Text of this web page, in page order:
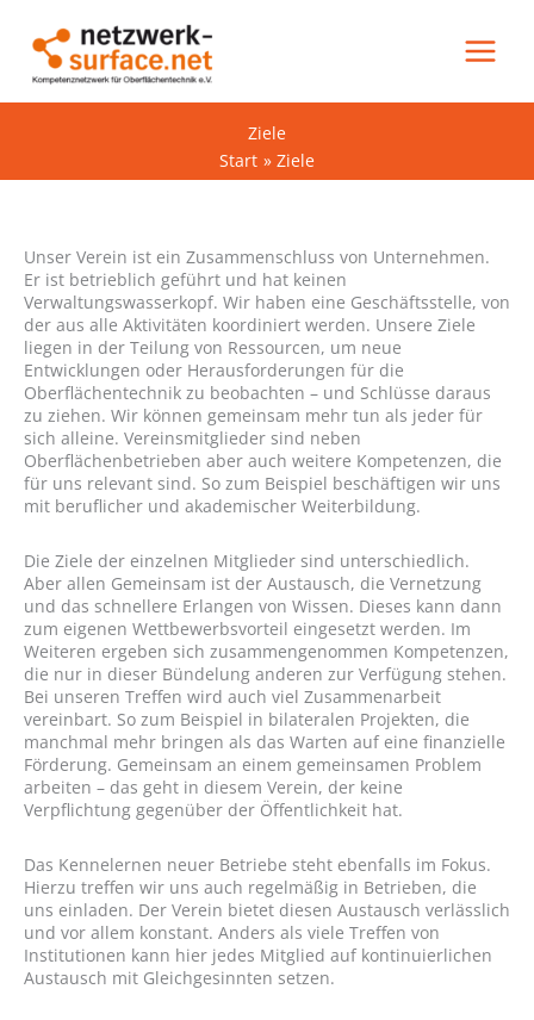
Inhalt
springen
Ziele
Start
Ziele
Unser Verein ist ein Zusammenschluss von Unternehmen.
Er ist betrieblich geführt und hat keinen
Verwaltungswasserkopf. Wir haben eine Geschäftsstelle, von
der aus alle Aktivitäten koordiniert werden. Unsere Ziele
liegen in der Teilung von Ressourcen, um neue
Entwicklungen oder Herausforderungen für die
Oberflächentechnik zu beobachten – und Schlüsse daraus
zu ziehen. Wir können gemeinsam mehr tun als jeder für
sich alleine. Vereinsmitglieder sind neben
Oberflächenbetrieben aber auch weitere Kompetenzen, die
für uns relevant sind. So zum Beispiel beschäftigen wir uns
mit beruflicher und akademischer Weiterbildung.
Die Ziele der einzelnen Mitglieder sind unterschiedlich.
Aber allen Gemeinsam ist der Austausch, die Vernetzung
und das schnellere Erlangen von Wissen. Dieses kann dann
zum eigenen Wettbewerbsvorteil eingesetzt werden. Im
Weiteren ergeben sich zusammengenommen Kompetenzen,
die nur in dieser Bündelung anderen zur Verfügung stehen.
Bei unseren Treffen wird auch viel Zusammenarbeit
vereinbart. So zum Beispiel in bilateralen Projekten, die
manchmal mehr bringen als das Warten auf eine finanzielle
Förderung. Gemeinsam an einem gemeinsamen Problem
arbeiten – das geht in diesem Verein, der keine
Verpflichtung gegenüber der Öffentlichkeit hat.
Das Kennelernen neuer Betriebe steht ebenfalls im Fokus.
Hierzu treffen wir uns auch regelmäßig in Betrieben, die
uns einladen. Der Verein bietet diesen Austausch verlässlich
und vor allem konstant. Anders als viele Treffen von
Institutionen kann hier jedes Mitglied auf kontinuierlichen
Austausch mit Gleichgesinnten setzen.